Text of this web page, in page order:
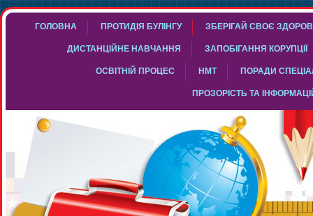
ГОЛОВНА ПРОТИДІЯ БУЛІНГУ ЗБЕРІГАЙ СВОЄ
ДИСТАНЦІЙНЕ НАВЧАННЯ ЗАПОБІГАННЯ КОРУПЦІЇ
ОСВІТНІЙ ПРОЦЕС НМТ ПОРАДИ
ПРОЗОРІСТЬ ТА